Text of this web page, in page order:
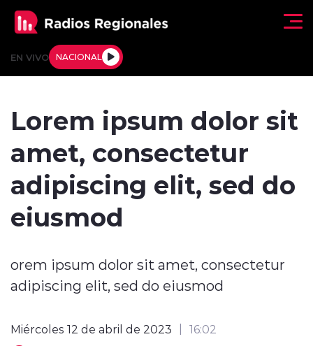
EN VIVO NACIONAL
Actualidad
Tendencias
Deportes
Regiones al Aire
Lorem ipsum dolor sit
amet, consectetur
adipiscing elit, sed do
eiusmod
orem ipsum dolor sit amet, consectetur
adipiscing elit, sed do eiusmod
Miércoles 12 de abril de 2023 16:02